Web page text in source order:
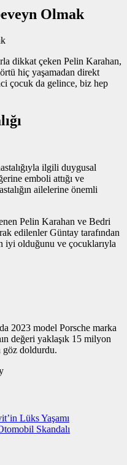
Olmak
dikkat çeken Pelin Karahan,
hiç yaşamadan direkt
çocuk da gelince, biz hep
ilgili duygusal
emboli attığı ve
ailelerine önemli
Pelin Karahan ve Bedri
edilenler Güntay tarafından
iyi olduğunu ve çocuklarıyla
2023 model Porsche marka
değeri yaklaşık 15 milyon
göz doldurdu.
Lüks Yaşamı
Skandalı